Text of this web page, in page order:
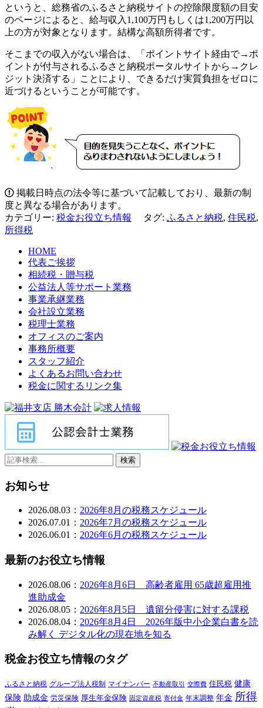
というと、総務省のふるさと納税サイトの控除限度額の目安
のページによると、給与収入1,100万円もしくは1,200万円以
上の方が対象となります。結構な高額所得者です。
そこまでの収入がない場合は、「ポイントサイト経由で→ポ
イントが付与されるふるさと納税ポータルサイトから→クレ
ジット決済する」ことにより、できるだけ実質負担をゼロに
近づけるということが可能です。
掲載日時点の法令等に基づいて記載しており、最新の制
度と異なる場合があります。
カテゴリー: 税金お役立ち情報 タグ: ふるさと納税, 住民税,
所得税
HOME
代表ご挨拶
相続税・贈与税
公益法人等サポート業務
事業承継業務
会社設立業務
税理士業務
オフィスのご案内
事務所概要
スタッフ紹介
よくあるお問い合わせ
税金に関するリンク集
検索
お知らせ
2026.08.03： 2026年8月の税務スケジュール
2026.07.01： 2026年7月の税務スケジュール
2026.06.01： 2026年6月の税務スケジュール
最新のお役立ち情報
2026.08.06： 2026年8月6日 高齢者雇用 65歳超雇用推
進助成金
2026.08.05： 2026年8月5日 遺留分侵害に対する課税
2026.08.04： 2026年8月4日 2026年版中小企業白書を読
み解く デジタル化の現在地を知る
税金お役立ち情報のタグ
ふるさと納税 グループ法人税制 マイナンバー 不動産取引 交際費 住民税 健康
保険 助成金 労災保険 厚生年金保険 固定資産税 寄付金 年末調整 年金 所得